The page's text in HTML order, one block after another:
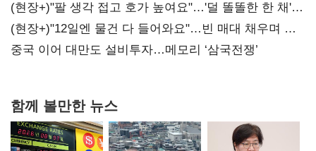
숙제
(현장+)"팔 생각 접고 호가 높여요"…'덜 똘똘한 한 채'
20억 키맞추기
(현장+)"12일엔 물건 다 들어와요"…빈 매대 채우며 문
연 홈플러스
중국 이어 대만도 설비투자…메모리 ‘삼국전쟁’
함께 볼만한 뉴스